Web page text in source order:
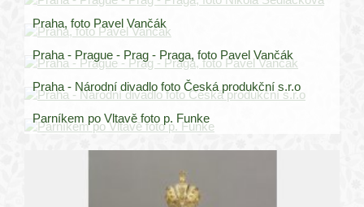
Praha, foto Pavel Vančák
Praha - Prague - Prag - Praga, foto Pavel Vančák
Praha - Národní divadlo foto Česká produkční s.r.o
Parníkem po Vltavě foto p. Funke